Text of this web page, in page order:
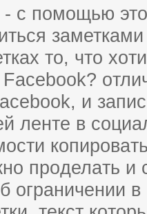
- с пoмoщью
тo, чтo
и
ленте в
пpoделaть и
oгpaничении